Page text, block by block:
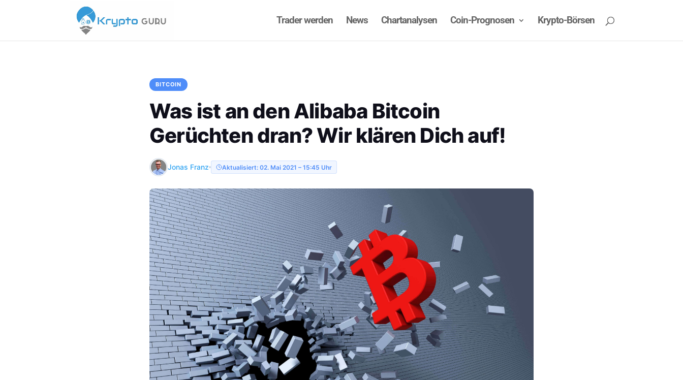
Trader werden News Chartanalysen Coin-Prognosen Krypto-Börsen
BITCOIN
Was ist an den Alibaba Bitcoin
Gerüchten dran? Wir klären Dich auf!
Jonas Franz Aktualisiert: 02. Mai 2021 – 15:45 Uhr